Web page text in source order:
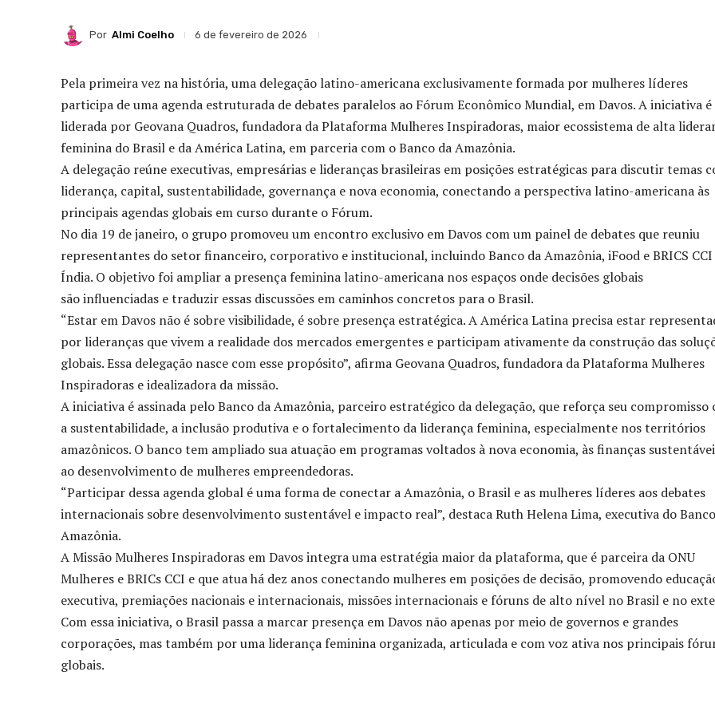
Por Almi Coelho 6 de fevereiro de 2026
Pela primeira vez na história, uma delegação latino-americana exclusivamente formada por mulheres líderes
participa de uma agenda estruturada de debates paralelos ao Fórum Econômico Mundial, em Davos. A iniciativa é
liderada por Geovana Quadros, fundadora da Plataforma Mulheres Inspiradoras, maior ecossistema de alta
feminina do Brasil e da América Latina, em parceria com o Banco da Amazônia.
A delegação reúne executivas, empresárias e lideranças brasileiras em posições estratégicas para discutir temas
liderança, capital, sustentabilidade, governança e nova economia, conectando a perspectiva latino-americana às
principais agendas globais em curso durante o Fórum.
No dia 19 de janeiro, o grupo promoveu um encontro exclusivo em Davos com um painel de debates que reuniu
representantes do setor financeiro, corporativo e institucional, incluindo Banco da Amazônia, iFood e BRICS CCI
Índia. O objetivo foi ampliar a presença feminina latino-americana nos espaços onde decisões globais
são influenciadas e traduzir essas discussões em caminhos concretos para o Brasil.
“Estar em Davos não é sobre visibilidade, é sobre presença estratégica. A América Latina precisa estar
por lideranças que vivem a realidade dos mercados emergentes e participam ativamente da construção das
globais. Essa delegação nasce com esse propósito”, afirma Geovana Quadros, fundadora da Plataforma Mulheres
Inspiradoras e idealizadora da missão.
A iniciativa é assinada pelo Banco da Amazônia, parceiro estratégico da delegação, que reforça seu compromisso
a sustentabilidade, a inclusão produtiva e o fortalecimento da liderança feminina, especialmente nos territórios
amazônicos. O banco tem ampliado sua atuação em programas voltados à nova economia, às finanças
ao desenvolvimento de mulheres empreendedoras.
“Participar dessa agenda global é uma forma de conectar a Amazônia, o Brasil e as mulheres líderes aos debates
internacionais sobre desenvolvimento sustentável e impacto real”, destaca Ruth Helena Lima, executiva do
Amazônia.
A Missão Mulheres Inspiradoras em Davos integra uma estratégia maior da plataforma, que é parceira da ONU
Mulheres e BRICs CCI e que atua há dez anos conectando mulheres em posições de decisão, promovendo
executiva, premiações nacionais e internacionais, missões internacionais e fóruns de alto nível no Brasil e no
Com essa iniciativa, o Brasil passa a marcar presença em Davos não apenas por meio de governos e grandes
corporações, mas também por uma liderança feminina organizada, articulada e com voz ativa nos principais
globais.